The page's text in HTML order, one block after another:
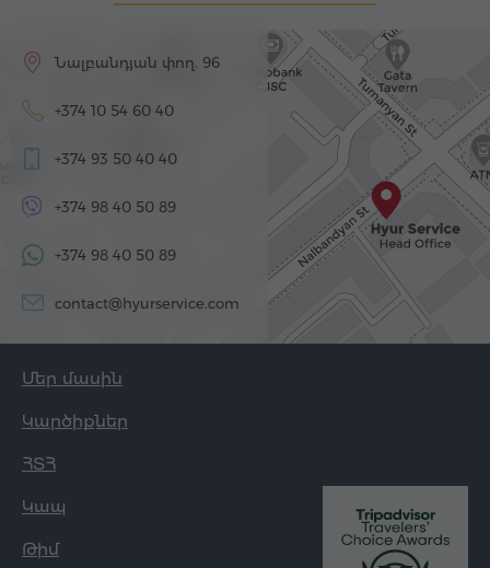
Նալբանդյան փող. 96
+374 10 54 60 40
+374 93 50 40 40
+374 98 40 50 89
+374 98 40 50 89
contact@hyurservice.com
Մեր մասին
Կարծիքներ
ՀՏՀ
Կապ
Թիմ